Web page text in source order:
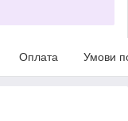
Оплата Умови